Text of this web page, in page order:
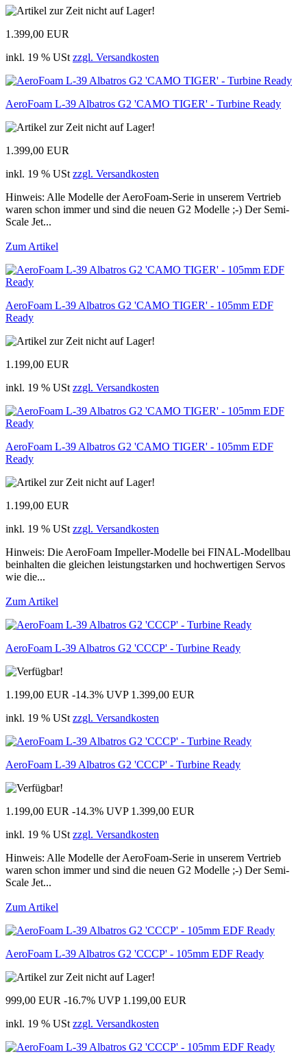
1.399,00 EUR
inkl. 19 % USt zzgl. Versandkosten
AeroFoam L-39 Albatros G2 'CAMO TIGER' - Turbine Ready
1.399,00 EUR
inkl. 19 % USt zzgl. Versandkosten
Hinweis: Alle Modelle der AeroFoam-Serie in unserem Vertrieb
waren schon immer und sind die neuen G2 Modelle ;-) Der Semi-
Scale Jet...
Zum Artikel
AeroFoam L-39 Albatros G2 'CAMO TIGER' - 105mm EDF
Ready
1.199,00 EUR
inkl. 19 % USt zzgl. Versandkosten
AeroFoam L-39 Albatros G2 'CAMO TIGER' - 105mm EDF
Ready
1.199,00 EUR
inkl. 19 % USt zzgl. Versandkosten
Hinweis: Die AeroFoam Impeller-Modelle bei FINAL-Modellbau
beinhalten die gleichen leistungstarken und hochwertigen Servos
wie die...
Zum Artikel
AeroFoam L-39 Albatros G2 'CCCP' - Turbine Ready
1.199,00 EUR -14.3% UVP 1.399,00 EUR
inkl. 19 % USt zzgl. Versandkosten
AeroFoam L-39 Albatros G2 'CCCP' - Turbine Ready
1.199,00 EUR -14.3% UVP 1.399,00 EUR
inkl. 19 % USt zzgl. Versandkosten
Hinweis: Alle Modelle der AeroFoam-Serie in unserem Vertrieb
waren schon immer und sind die neuen G2 Modelle ;-) Der Semi-
Scale Jet...
Zum Artikel
AeroFoam L-39 Albatros G2 'CCCP' - 105mm EDF Ready
999,00 EUR -16.7% UVP 1.199,00 EUR
inkl. 19 % USt zzgl. Versandkosten